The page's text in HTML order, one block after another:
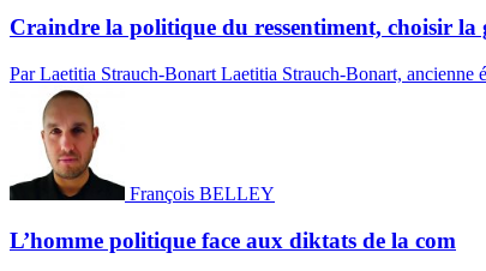
Craindre la politique du ressentiment, choisir la
Par Laetitia Strauch-Bonart Laetitia Strauch-Bonart, ancienne
François BELLEY
L’homme politique face aux diktats de la com